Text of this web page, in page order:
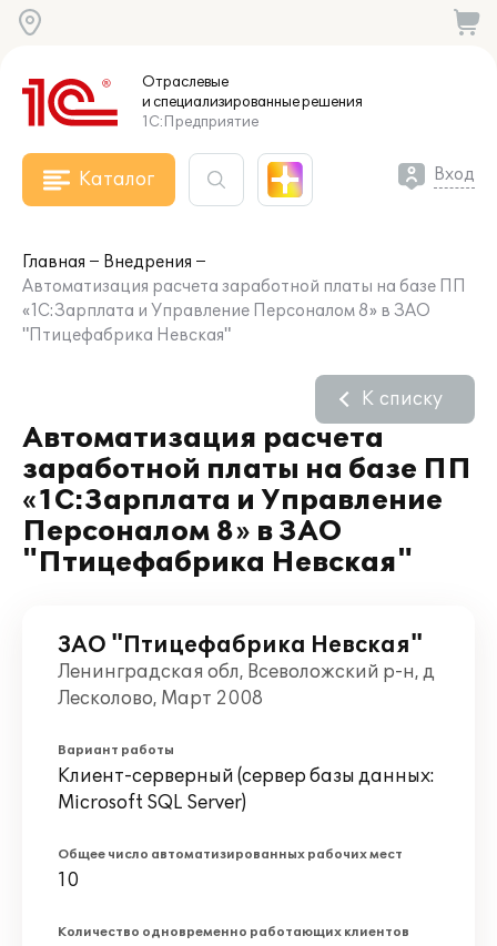
Отраслевые
и специализированныерешения
1С:Предприятие
Каталог Вход
Главная
Внедрения
Автоматизация расчета заработной платы на базе ПП
«1С:Зарплата и Управление Персоналом 8» в ЗАО
"Птицефабрика Невская"
Автоматизация расчета
заработной платы на базе ПП
«1С:Зарплата и Управление
Персоналом 8» в ЗАО
"Птицефабрика Невская"
К списку
ЗАО "Птицефабрика Невская"
Ленинградская обл, Всеволожский р-н, д
Лесколово, Март 2008
Вариант работы
Клиент-серверный (сервер базы данных:
Microsoft SQL Server)
Общее число автоматизированных рабочих мест
10
Количество одновременно работающих клиентов